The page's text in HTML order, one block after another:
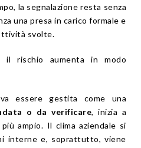
la segnalazione resta senza
una presa in carico formale e
svolte.
rischio aumenta in modo
essere gestita come una
o da verificare, inizia a
ampio. Il clima aziendale si
interne e, soprattutto, viene